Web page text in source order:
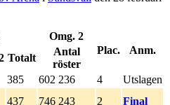
Omg. 2
Plac.
Anm.
Totalt
Antal
röster
385 602 236 4
Utslagen
437 746 243 2
Final